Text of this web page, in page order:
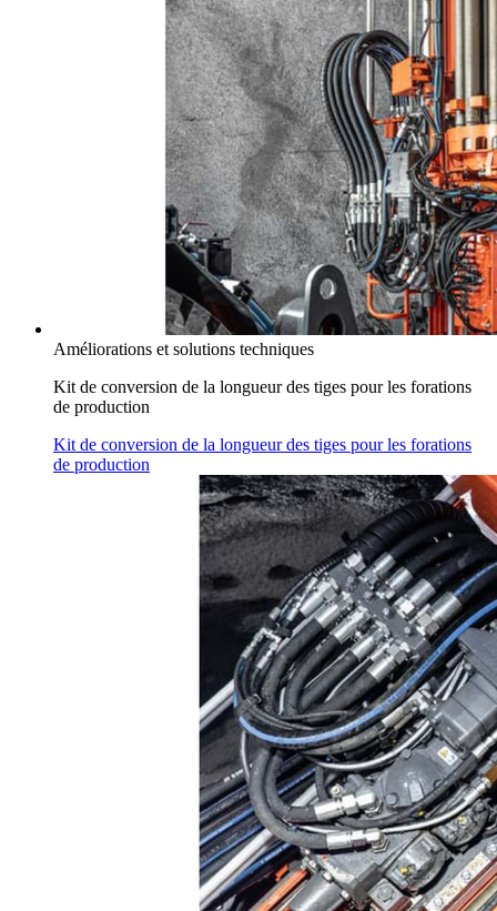
Améliorations et solutions techniques
Kit de conversion de la longueur des tiges pour les forations
de production
Kit de conversion de la longueur des tiges pour les forations
de production